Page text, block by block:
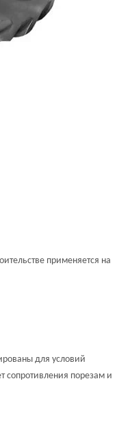
применяется на
для условий
сопротивления порезам и